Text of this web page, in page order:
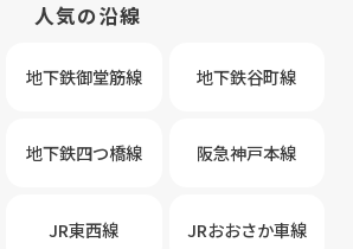
人気の沿線
地下鉄御堂筋線 地下鉄谷町線
地下鉄四つ橋線 阪急神戸本線
JR東西線 JRおおさか車線